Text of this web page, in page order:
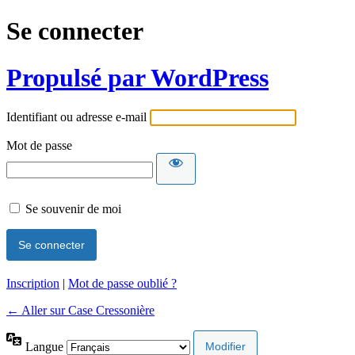
Se connecter
Propulsé par WordPress
Identifiant ou adresse e-mail
Mot de passe
Se souvenir de moi
Inscription | Mot de passe oublié ?
← Aller sur Case Cressonière
Langue